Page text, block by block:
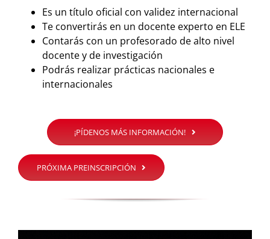
Es un título oficial con validez internacional
Te convertirás en un docente experto en ELE
Contarás con un profesorado de alto nivel
docente y de investigación
Podrás realizar prácticas nacionales e
internacionales
¡PÍDENOS MÁS INFORMACIÓN!
PRÓXIMA PREINSCRIPCIÓN